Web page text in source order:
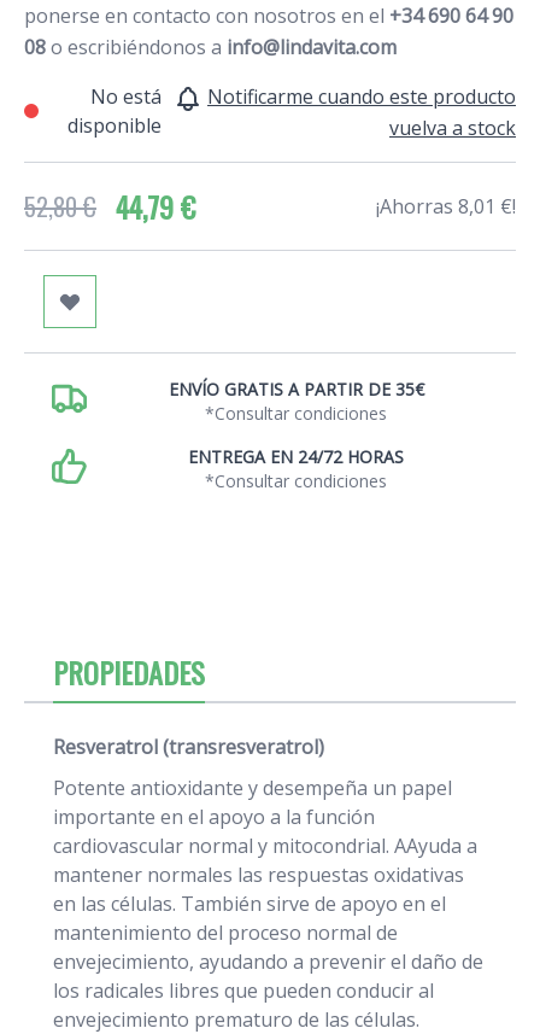
ponerse en contacto con nosotros en el +34 690 64 90
08o escribiéndonos a info@lindavita.com
No está
disponible
Notificarme cuando este producto
vuelva a stock
52,80 € 44,79 € ¡Ahorras 8,01 €!
ENVÍO GRATIS A PARTIR DE 35€
*Consultar condiciones
ENTREGA EN 24/72 HORAS
*Consultar condiciones
PROPIEDADES
Resveratrol (transresveratrol)
Potente antioxidante y desempeña un papel
importante en el apoyo a la función
cardiovascular normal y mitocondrial. AAyuda a
mantener normales las respuestas oxidativas
en las células. También sirve de apoyo en el
mantenimiento del proceso normal de
envejecimiento, ayudando a prevenir el daño de
los radicales libres que pueden conducir al
envejecimiento prematuro de las células.